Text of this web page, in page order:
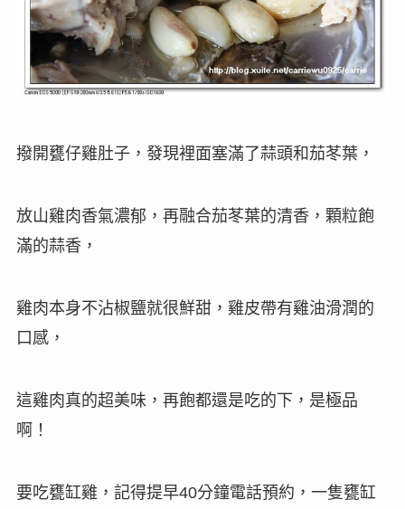
撥開甕仔雞肚子，發現裡面塞滿了蒜頭和茄苳葉，
放山雞肉香氣濃郁，再融合茄苳葉的清香，顆粒飽
滿的蒜香，
雞肉本身不沾椒鹽就很鮮甜，雞皮帶有雞油滑潤的
口感，
這雞肉真的超美味，再飽都還是吃的下，是極品
啊！
要吃甕缸雞，記得提早40分鐘電話預約，一隻甕缸